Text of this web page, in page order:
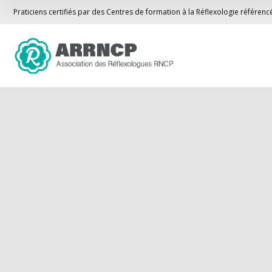
Praticiens certifiés par des Centres de formation à la Réflexologie